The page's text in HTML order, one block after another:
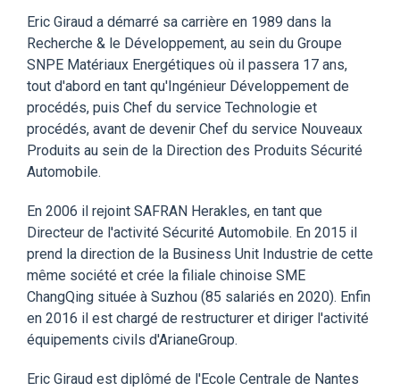
Eric Giraud a démarré sa carrière en 1989 dans la
Recherche & le Développement, au sein du Groupe
SNPE Matériaux Energétiques où il passera 17 ans,
tout d'abord en tant qu'Ingénieur Développement de
procédés, puis Chef du service Technologie et
procédés, avant de devenir Chef du service Nouveaux
Produits au sein de la Direction des Produits Sécurité
Automobile.
En 2006 il rejoint SAFRAN Herakles, en tant que
Directeur de l'activité Sécurité Automobile. En 2015 il
prend la direction de la Business Unit Industrie de cette
même société et crée la filiale chinoise SME
ChangQing située à Suzhou (85 salariés en 2020). Enfin
en 2016 il est chargé de restructurer et diriger l'activité
équipements civils d'ArianeGroup.
Eric Giraud est diplômé de l'Ecole Centrale de Nantes